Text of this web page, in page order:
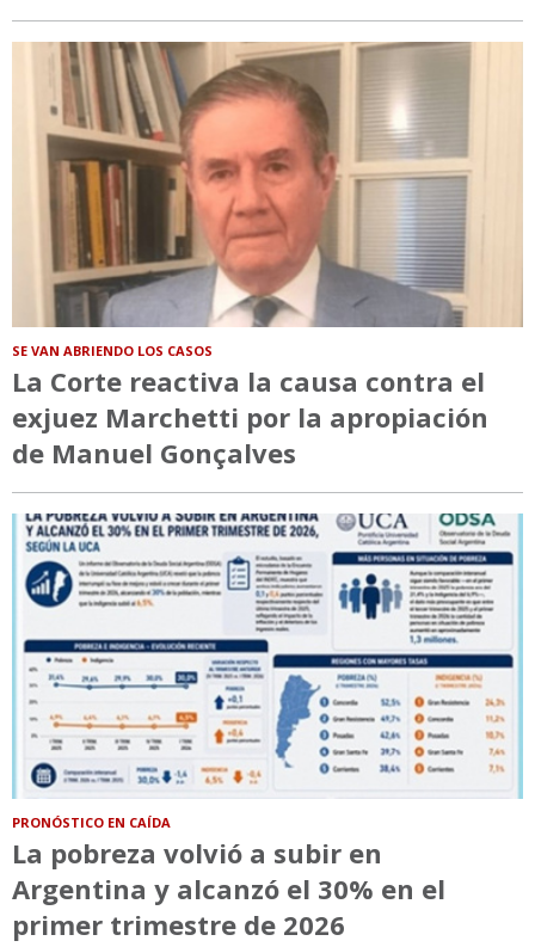
SE VAN ABRIENDO LOS CASOS
La Corte reactiva la causa contra el
exjuez Marchetti por la apropiación
de Manuel Gonçalves
PRONÓSTICO EN CAÍDA
La pobreza volvió a subir en
Argentina y alcanzó el 30% en el
primer trimestre de 2026